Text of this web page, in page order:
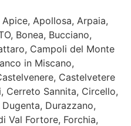
Apollosa, Arpaia,
Bonea, Bucciano,
Campoli del Monte
in Miscano,
Castelvetere
Cerreto Sannita, Circello,
Durazzano,
Val Fortore, Forchia,